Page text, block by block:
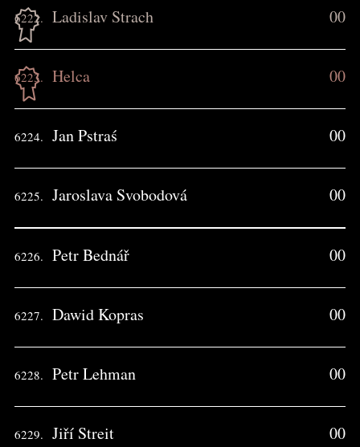
6222. Ladislav Strach 00
6223. Helca 00
6224. Jan Pstraś 00
6225. Jaroslava Svobodová 00
6226. Petr Bednář 00
6227. Dawid Kopras 00
6228. Petr Lehman 00
6229. Jiří Streit 00